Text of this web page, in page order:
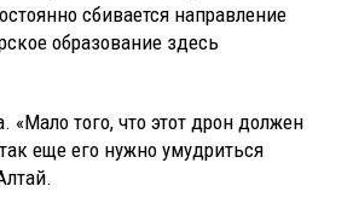
сбивается направление
образование здесь
«Мало того, что этот дрон должен
еще его нужно умудриться